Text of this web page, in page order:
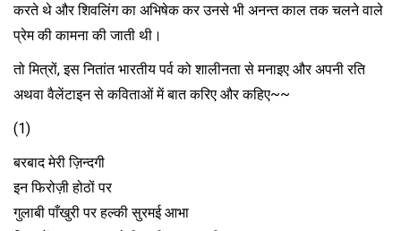
करते थे और शिवलिंग का अभिषेक कर उनसे भी अनन्त काल तक चलने वाले
प्रेम की कामना की जाती थी।
तो मित्रों, इस नितांत भारतीय पर्व को शालीनता से मनाइए और अपनी रति
अथवा वैलेंटाइन से कविताओं में बात करिए और कहिए~~
(1)
बरबाद मेरी ज़िन्दगी
इन फिरोज़ी होठों पर
गुलाबी पाँखुरी पर हल्की सुरमई आभा